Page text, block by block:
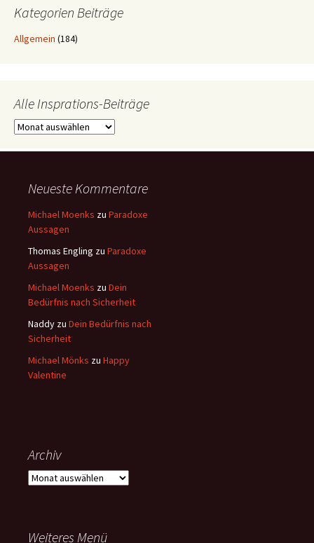
Kategorien Beiträge
Allgemein (184)
Alle Insprations-Beiträge
Alle
Beiträge
Neueste Kommentare
Michael Moenks zu Paradoxe
Aussagen
Thomas Engling zu Paradoxe
Aussagen
Michael Moenks zu Dein
Bedürfnis nach Sicherheit
Naddy zu Dein Bedürfnis nach
Sicherheit
Michael Mönks zu Happy
Valentine
Archiv
Archiv
Weiteres Menü